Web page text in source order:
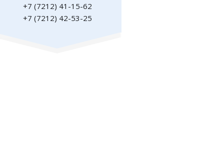
+7 (7212) 41-15-62
+7 (7212) 42-53-25